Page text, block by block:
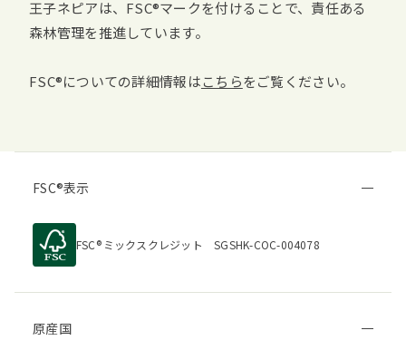
王子ネピアは、 FSC マークを付けることで、責任ある
森林管理を推進しています。
FSC についての詳細情報はこちらをご覧ください。
FSC 表示
FSC ミックスクレジット SGSHK-COC-004078
原産国